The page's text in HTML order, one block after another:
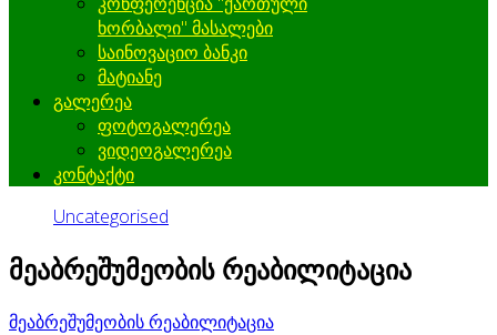
ხორბალი" მასალები
საინოვაციო ბანკი
მატიანე
გალერეა
ფოტოგალერეა
ვიდეოგალერეა
კონტაქტი
Uncategorised
მეაბრეშუმეობის რეაბილიტაცია
მეაბრეშუმეობის რეაბილიტაცია